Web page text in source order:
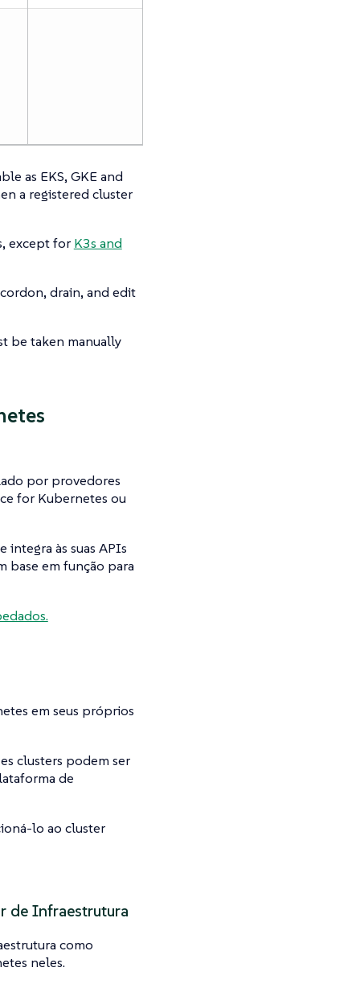
as EKS, GKE and
a registered cluster
except for K3s and
drain, and edit
be taken manually
por provedores
for Kubernetes ou
integra às suas APIs
base em função para
em seus próprios
clusters podem ser
de
lo ao cluster
de Infraestrutura
como
neles.